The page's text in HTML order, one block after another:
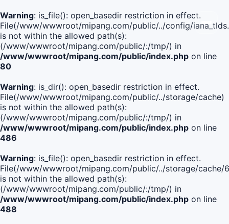
Warning: is_file(): open_basedir restriction in effect.
File(/www/wwwroot/mipang.com/public/../config/
is not within the allowed path(s):
(/www/wwwroot/mipang.com/public/:/tmp/) in
/www/wwwroot/mipang.com/public/index.php on line
80
Warning: is_dir(): open_basedir restriction in effect.
File(/www/wwwroot/mipang.com/public/../storage/cache)
is not within the allowed path(s):
(/www/wwwroot/mipang.com/public/:/tmp/) in
/www/wwwroot/mipang.com/public/index.php on line
486
Warning: is_file(): open_basedir restriction in effect.
File(/www/wwwroot/mipang.com/public/../storage/cache/
is not within the allowed path(s):
(/www/wwwroot/mipang.com/public/:/tmp/) in
/www/wwwroot/mipang.com/public/index.php on line
488